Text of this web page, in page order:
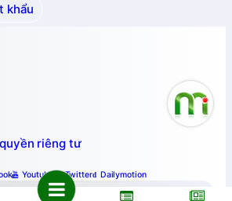
khẩu
riêng tư
Youtube Twitter
Dailymotion
All Rights Reserved.